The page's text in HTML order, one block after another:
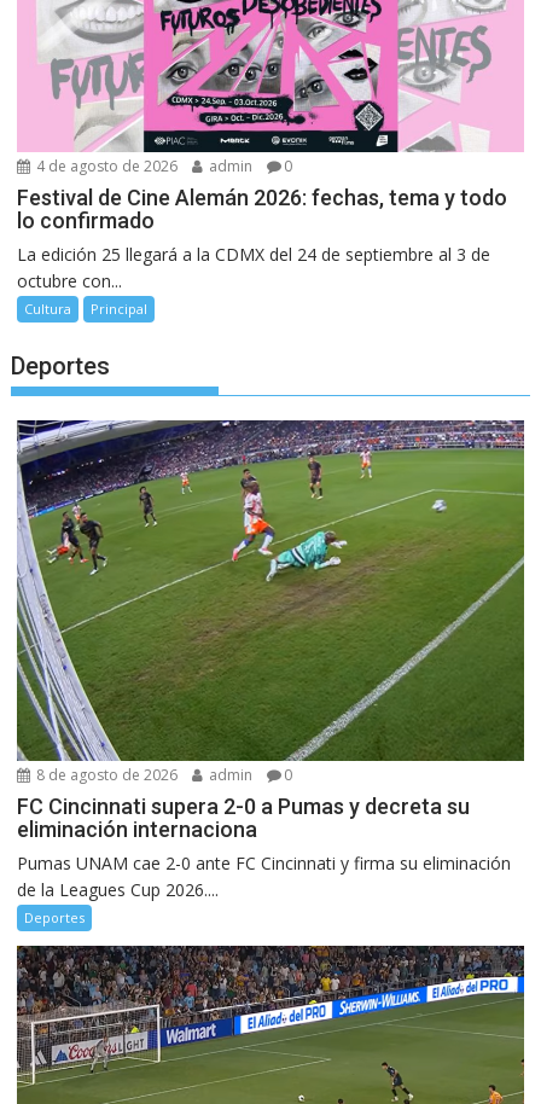
4 de agosto de 2026 admin 0
Festival de Cine Alemán 2026: fechas, tema y todo
lo confirmado
La edición 25 llegará a la CDMX del 24 de septiembre al 3 de
octubre con...
Cultura Principal
Deportes
8 de agosto de 2026 admin 0
FC Cincinnati supera 2-0 a Pumas y decreta su
eliminación internaciona
Pumas UNAM cae 2-0 ante FC Cincinnati y firma su eliminación
de la Leagues Cup 2026....
Deportes